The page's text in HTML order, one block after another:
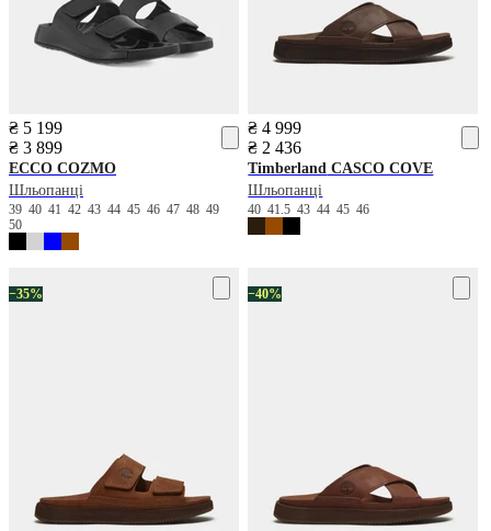
₴ 5 199
₴ 3 899
ECCO COZMO
Шльопанці
39 40 41 42 43 44 45 46 47 48 49
50
₴ 4 999
₴ 2 436
Timberland CASCO COVE
Шльопанці
4041.543444546
−35% −40%